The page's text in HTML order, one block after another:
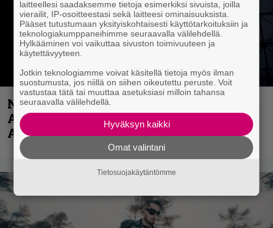
Näin lähtee Ghostin Tobias Forgelta
Accept – menossa mukana myös
Anthrax- ja Korn-miehistöä
laitteellesi saadaksemme tietoja esimerkiksi sivuista, joilla
vierailit, IP-osoitteestasi sekä laitteesi ominaisuuksista.
Pääset tutustumaan yksityiskohtaisesti käyttötarkoituksiin ja
teknologiakumppaneihimme seuraavalla välilehdellä.
Hylkääminen voi vaikuttaa sivuston toimivuuteen ja
käytettävyyteen.
Jotkin teknologiamme voivat käsitellä tietoja myös ilman
suostumusta, jos niillä on siihen oikeutettu peruste. Voit
vastustaa tätä tai muuttaa asetuksiasi milloin tahansa
seuraavalla välilehdellä.
Hyväksyn kaikki
Omat valintani
Tietosuojakäytäntömme